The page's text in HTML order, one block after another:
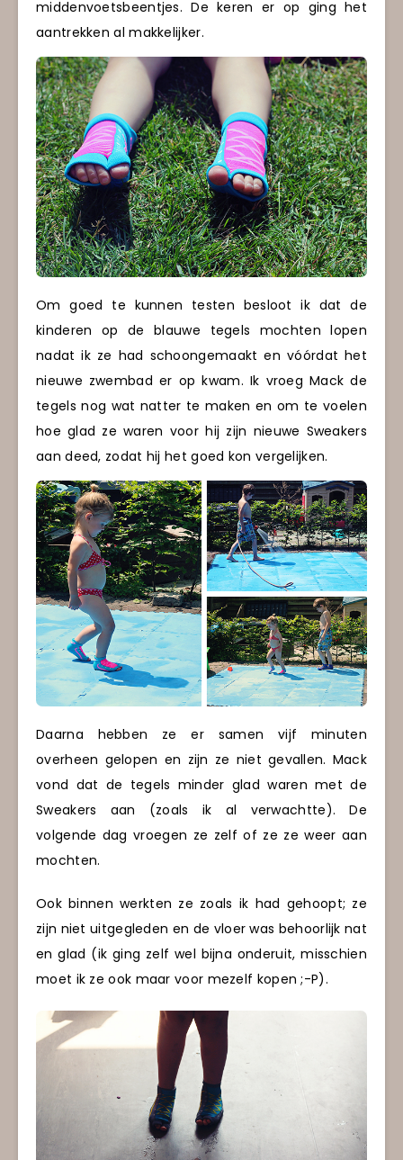
middenvoetsbeentjes. De keren er op ging het
aantrekken al makkelijker.
Om goed te kunnen testen besloot ik dat de
kinderen op de blauwe tegels mochten lopen
nadat ik ze had schoongemaakt en vóórdat het
nieuwe zwembad er op kwam. Ik vroeg Mack de
tegels nog wat natter te maken en om te voelen
hoe glad ze waren voor hij zijn nieuwe Sweakers
aan deed, zodat hij het goed kon vergelijken.
Daarna hebben ze er samen vijf minuten
overheen gelopen en zijn ze niet gevallen. Mack
vond dat de tegels minder glad waren met de
Sweakers aan (zoals ik al verwachtte). De
volgende dag vroegen ze zelf of ze ze weer aan
mochten.
Ook binnen werkten ze zoals ik had gehoopt; ze
zijn niet uitgegleden en de vloer was behoorlijk nat
en glad (ik ging zelf wel bijna onderuit, misschien
moet ik ze ook maar voor mezelf kopen ;-P).